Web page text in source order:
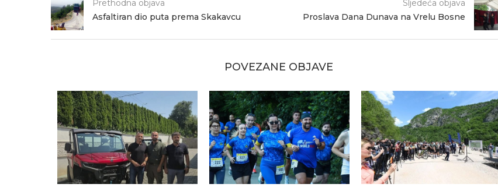
Prethodna objava
Asfaltiran dio puta prema Skakavcu
Sljedeća objava
Proslava Dana Dunava na Vrelu Bosne
POVEZANE OBJAVE